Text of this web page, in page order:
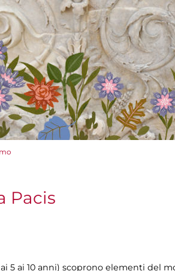
Pacis
5 ai 10 anni) scoprono elementi del